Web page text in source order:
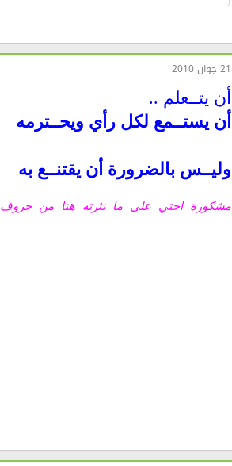
21 جوان 2010
أن يتــعلم ..
أن يستــمع لكل رأي ويحــترمه
وليــس بالضرورة أن يقتنــع به
مشكورة اختي على ما نثرته هنا من حروف